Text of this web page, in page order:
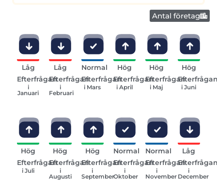
Antal företag
Låg
Efterfrågan
i
Januari
Låg
Efterfrågan
i
Februari
Normal
Efterfrågan
i Mars
Hög
Efterfrågan
i April
Hög
Efterfrågan
i Maj
Hög
i Juni
Hög
Efterfrågan
i Juli
Hög
Efterfrågan
i
Augusti
Hög
Efterfrågan
i
September
Normal
Efterfrågan
i
Oktober
Normal
Efterfrågan
i
November
Låg
i
December